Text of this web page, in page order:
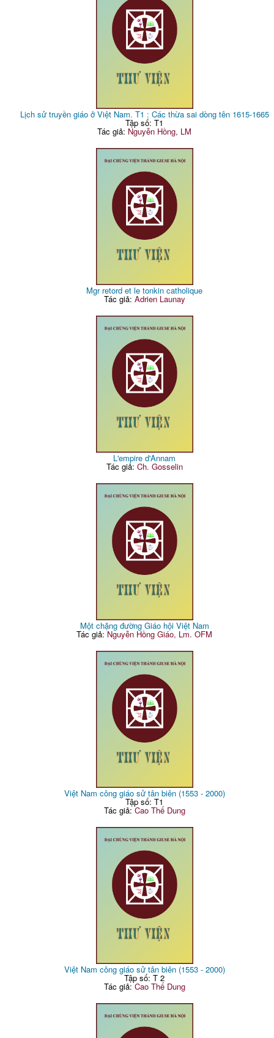
Lịch sử truyền giáo ở Việt Nam. T1 : Các thừa sai dòng tên 1615-1665
Tập số: T1
Tác giả: Nguyễn Hồng, LM
Mgr retord et le tonkin catholique
Tác giả: Adrien Launay
L'empire d'Annam
Tác giả: Ch. Gosselin
Một chặng đường Giáo hội Việt Nam
Tác giả:Nguyễn Hồng Giáo, Lm. OFM
Việt Nam công giáo sử tân biên (1553 - 2000)
Tập số: T1
Tác giả:Cao Thế Dung
Việt Nam công giáo sử tân biên (1553 - 2000)
Tập số: T 2
Tác giả:Cao Thế Dung